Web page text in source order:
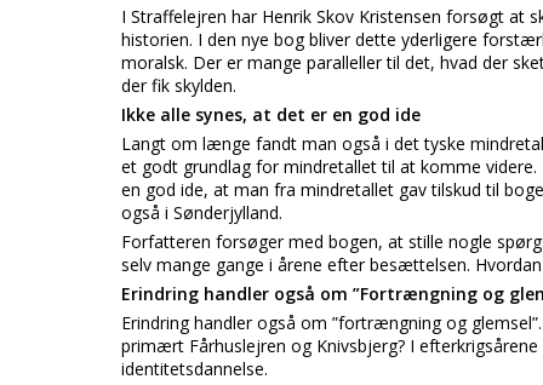
I Straffelejren har Henrik Skov Kristensen forsøgt at
historien. I den nye bog bliver dette yderligere
moralsk. Der er mange paralleller til det, hvad der
der fik skylden.
Ikke alle synes, at det er en god ide
Langt om længe fandt man også i det tyske
et godt grundlag for mindretallet til at komme
en god ide, at man fra mindretallet gav tilskud til
også i Sønderjylland.
Forfatteren forsøger med bogen, at stille nogle
selv mange gange i årene efter besættelsen.
Erindring handler også om ”Fortrængning og
Erindring handler også om ”fortrængning og
primært Fårhuslejren og Knivsbjerg? I
identitetsdannelse.